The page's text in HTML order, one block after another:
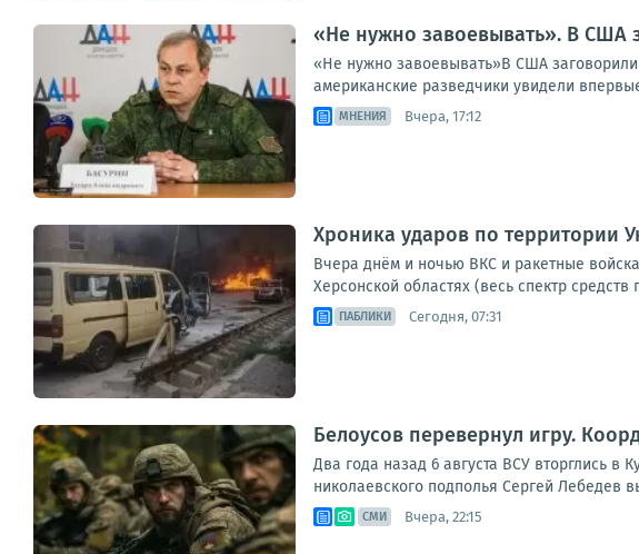
«Не нужно завоевывать». В США
«Не нужно завоевывать»В США заговорили
американские разведчики увидели
МНЕНИЯ Вчера, 17:12
Хроника ударов по территории
Вчера днём и ночью ВКС и ракетные
Херсонской областях (весь спектр
ПАБЛИКИ Сегодня, 07:31
Белоусов перевернул игру.
Два года назад 6 августа ВСУ вторглись в
николаевского подполья Сергей Лебедев
СМИ Вчера, 22:15